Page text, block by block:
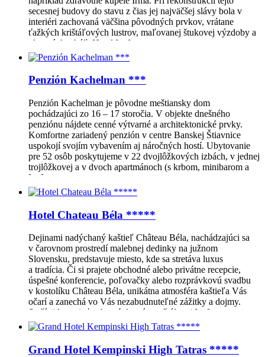
secesnej budovy do stavu z čias jej najväčšej slávy bola v
interiéri zachovaná väčšina pôvodných prvkov, vrátane
ťažkých krištáľových lustrov, maľovanej štukovej výzdoby a
okenných tabúľ. Hotel […]
Penzión Kachelman ***
Penzión Kachelman je pôvodne meštiansky dom
pochádzajúci zo 16 – 17 storočia. V objekte dnešného
penziónu nájdete cenné výtvarné a architektonické prvky.
Komfortne zariadený penzión v centre Banskej Štiavnice
uspokojí svojím vybavením aj náročných hostí. Ubytovanie
pre 52 osôb poskytujeme v 22 dvojlôžkových izbách, v jednej
trojlôžkovej a v dvoch apartmánoch (s krbom, minibarom a
[…]
Hotel Chateau Béla *****
Dejinami nadýchaný kaštieľ Château Béla, nachádzajúci sa
v čarovnom prostredí malebnej dedinky na južnom
Slovensku, predstavuje miesto, kde sa stretáva luxus
a tradícia. Či si prajete obchodné alebo privátne recepcie,
úspešné konferencie, poľovačky alebo rozprávkovú svadbu
v kostolíku Château Béla, unikátna atmosféra kaštieľa Vás
očarí a zanechá vo Vás nezabudnuteľné zážitky a dojmy.
Stačí si len priať ochutnávku vína v štýlovej […]
Grand Hotel Kempinski High Tatras *****